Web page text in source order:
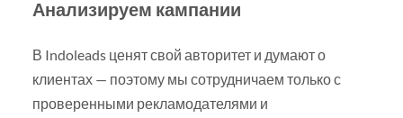
Анализируем кампании
В Indoleads ценят свой авторитет и думают о
клиентах — поэтому мы сотрудничаем только с
проверенными рекламодателями и